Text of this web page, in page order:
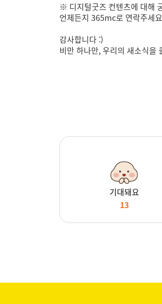
※ 디지털굿즈 컨텐츠에 대해
언제든지 365mc로 연락주세
감사합니다 :)
비만 하나만, 우리의 새소식을
기대돼요
13